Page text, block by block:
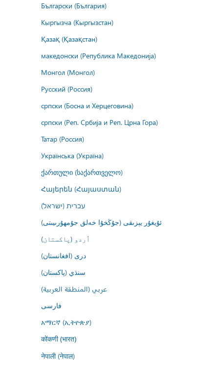
Български (България)
Кыргызча (Кыргызстан)
Қазақ (Қазақстан)
македонски (Република Македонија)
Монгол (Монгол)
Русский (Россия)
српски (Босна и Херцеговина)
српски (Реп. Србија и Реп. Црна Гора)
Татар (Россия)
Українська (Україна)
ქართული (საქართველო)
Հայերեն (Հայաստան)
עברית (ישראל)
ئۇيغۇر يېزىقى (جۇڭخۇا خەلق جۇمھۇرىيىتى)
اُردو (پاکستان)
درى (افغانستان)
سنڌي (پاکستان)
عربي (المنطقة العربية)
فارسى
አማርኛ (ኢትዮጵያ)
कोंकणी (भारत)
नेपाली (नेपाल)